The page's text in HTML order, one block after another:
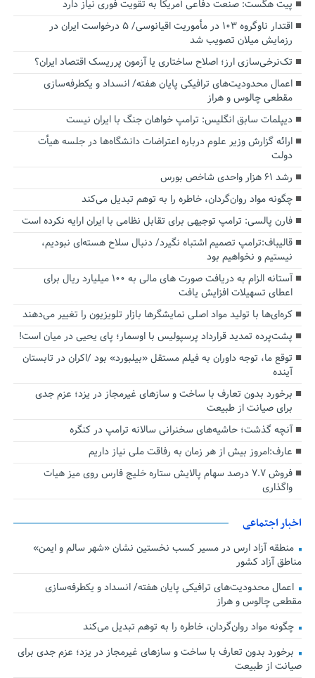
پیت هگست: صنعت دفاعی آمریکا به تقویت فوری نیاز دارد
اقتدار ناوگروه ۱۰۳ در مأموریت‌ اقیانوسی/ ۵ درخواست ایران در
رزمایش میلان تصویب شد
تک‌نرخی‌سازی ارز؛ اصلاح ساختاری یا آزمون پرریسک اقتصاد ایران؟
اعمال محدودیت‌های ترافیکی پایان هفته/ انسداد و یکطرفه‌سازی
مقطعی چالوس و هراز
دیپلمات سابق انگلیس:‌ ترامپ خواهان جنگ با ایران نیست
ارائه گزارش وزیر علوم درباره اعتراضات دانشگاه‌ها در جلسه هیأت
دولت
رشد ۶۱ هزار واحدی شاخص بورس
چگونه مواد روان‌گردان، خاطره را به توهم تبدیل می‌کند
فارن پالسی: ترامپ توجیهی برای تقابل نظامی با ایران ارایه نکرده است
قالیباف:ترامپ تصمیم اشتباه نگیرد/ دنبال سلاح هسته‌ای نبودیم،
نیستیم و نخواهیم بود
آستانه الزام به دریافت صورت های مالی به ۱۰۰ میلیارد ریال برای
اعطای تسهیلات افزایش یافت
کره‌ای‌ها با تولید مواد اصلی نمایشگرها بازار تلویزیون را تغییر می‌دهند
پشت‌پرده تمدید قرارداد پرسپولیس با اوسمار؛ پای یحیی در میان است!
توقع ما، توجه داوران به فیلم مستقل «بیلبورد» بود /اکران در تابستان
آینده
برخورد بدون تعارف با ساخت‌ و سازهای غیرمجاز در یزد؛ عزم جدی
برای صیانت از طبیعت
آنچه گذشت؛ حاشیه‌های سخنرانی سالانه ترامپ در کنگره
عارف:امروز بیش از هر زمان به رفاقت ملی نیاز داریم
فروش ۷.۷ درصد سهام پالایش ستاره خلیج فارس روی میز هیات
واگذاری
اخبار اجتماعی
منطقه آزاد ارس در مسیر کسب نخستین نشان «شهر سالم و ایمن»
مناطق آزاد کشور
اعمال محدودیت‌های ترافیکی پایان هفته/ انسداد و یکطرفه‌سازی
مقطعی چالوس و هراز
چگونه مواد روان‌گردان، خاطره را به توهم تبدیل می‌کند
برخورد بدون تعارف با ساخت‌ و سازهای غیرمجاز در یزد؛ عزم جدی برای
صیانت از طبیعت